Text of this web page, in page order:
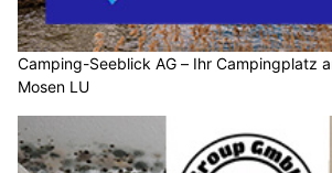
Camping-Seeblick AG – Ihr Campingplatz
Mosen LU